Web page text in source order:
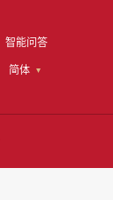
智能问答
简体